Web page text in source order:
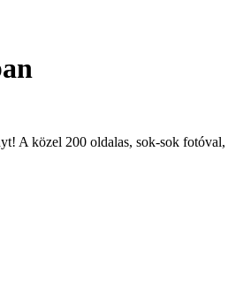
A közel 200 oldalas, sok-sok fotóval,